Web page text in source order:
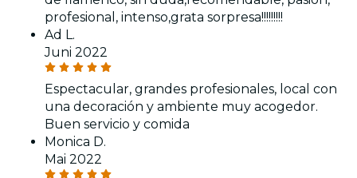
profesional, intenso,grata sorpresa!!!!!!!!!
Ad L.
Juni 2022
Espectacular, grandes profesionales, local con
una decoración y ambiente muy acogedor.
Buen servicio y comida
Monica D.
Mai 2022